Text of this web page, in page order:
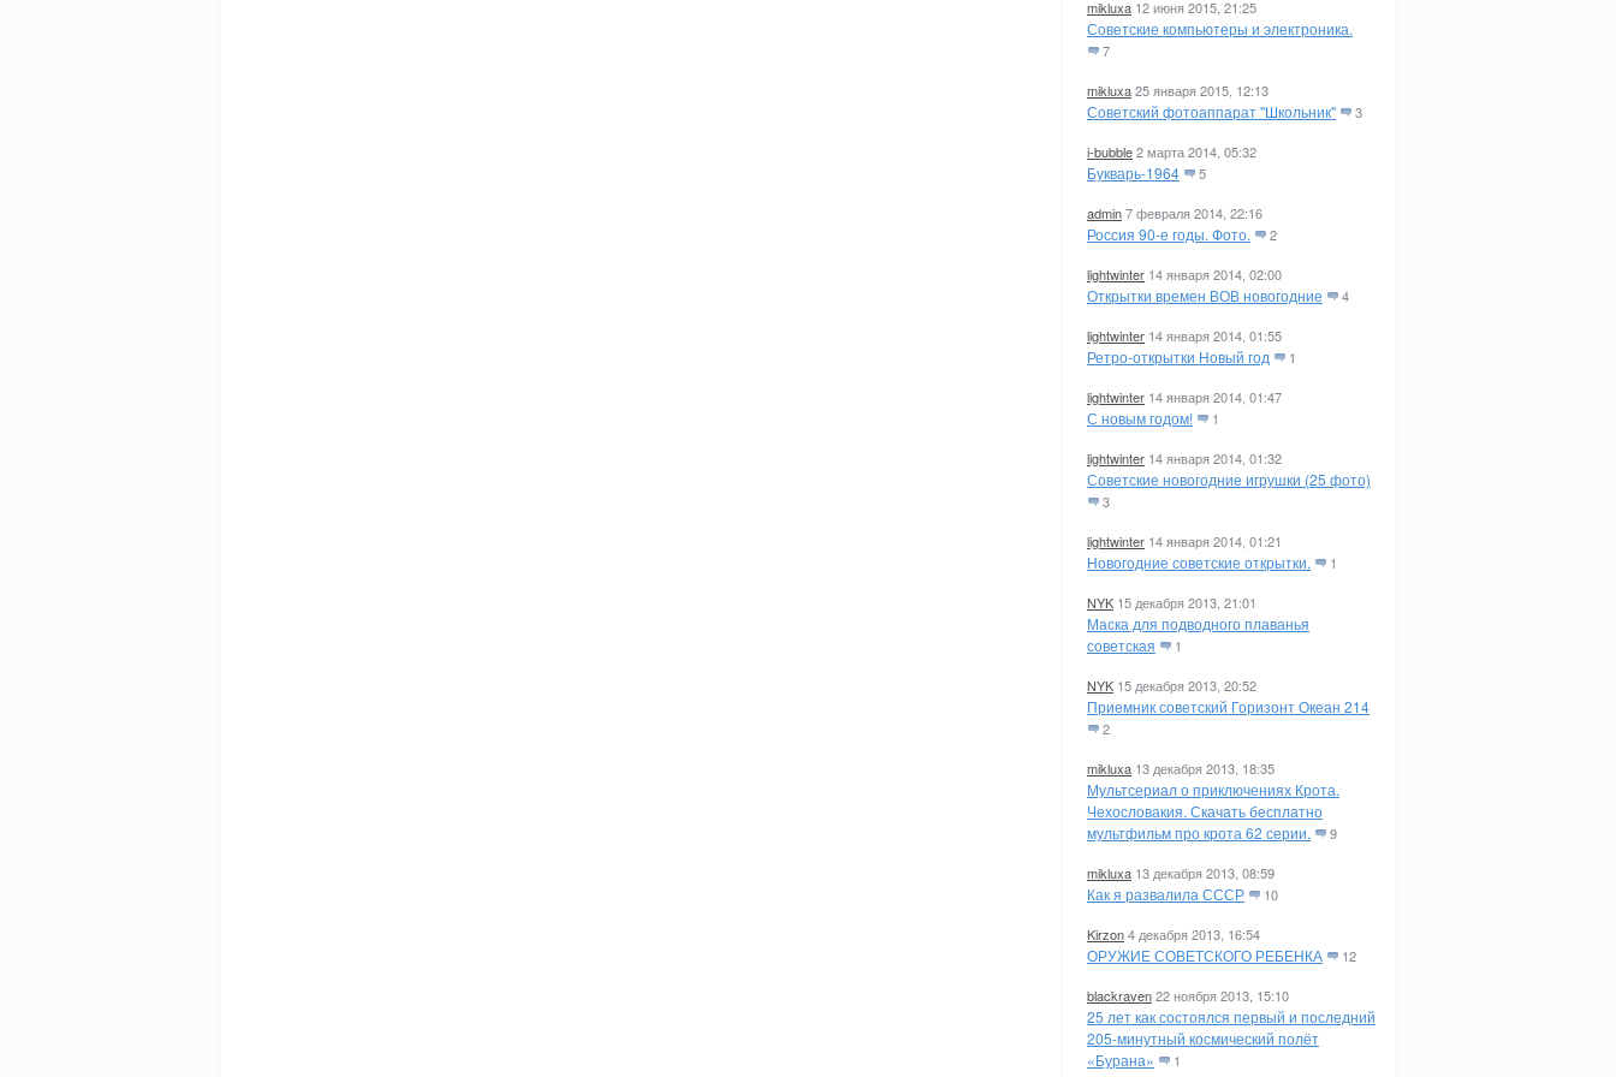
mikluxa 12 июня 2015, 21:25
Советские компьютеры и электроника.
7
mikluxa25 января 2015, 12:13
Советский фотоаппарат "Школьник" 3
i-bubble2 марта 2014, 05:32
Букварь-1964 5
admin7 февраля 2014, 22:16
Россия 90-е годы. Фото. 2
lightwinter 14 января 2014, 02:00
Открытки времен ВОВ новогодние 4
lightwinter 14 января 2014, 01:55
Ретро-открытки Новый год 1
lightwinter 14 января 2014, 01:47
С новым годом! 1
lightwinter 14 января 2014, 01:32
Советские новогодние игрушки (25 фото)
3
lightwinter 14 января 2014, 01:21
Новогодние советские открытки. 1
NYK 15 декабря 2013, 21:01
Маска для подводного плаванья
советская
1
NYK 15 декабря 2013, 20:52
Приемник советский Горизонт Океан 214
2
mikluxa 13 декабря 2013, 18:35
Мультсериал о приключениях Крота.
Чехословакия. Скачать бесплатно
мультфильм про крота 62 серии.
9
mikluxa 13 декабря 2013, 08:59
Как я развалила СССР 10
Kirzon4 декабря 2013, 16:54
ОРУЖИЕ СОВЕТСКОГО РЕБЕНКА 12
blackraven22 ноября 2013, 15:10
25 лет как состоялся первый и последний
205-минутный космический полёт
«Бурана»
1